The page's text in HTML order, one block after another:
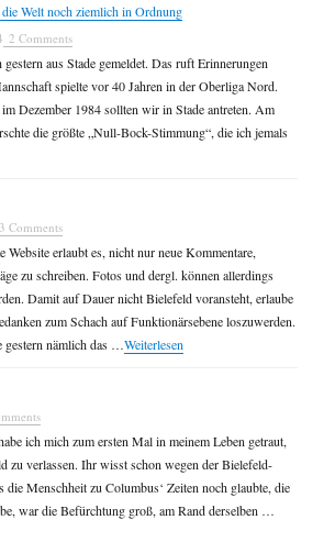
Welt noch ziemlich in Ordnung
2 Comments
aus Stade gemeldet. Das ruft Erinnerungen
spielte vor 40 Jahren in der Oberliga Nord.
Dezember 1984 sollten wir in Stade antreten. Am
die größte „Null-Bock-Stimmung“, die ich jemals
3 Comments
Website erlaubt es, nicht nur neue Kommentare,
zu schreiben. Fotos und dergl. können allerdings
Damit auf Dauer nicht Bielefeld voransteht, erlaube
zum Schach auf Funktionärsebene loszuwerden.
gestern nämlich das …Weiterlesen
ich mich zum ersten Mal in meinem Leben getraut,
zu verlassen. Ihr wisst schon wegen der Bielefeld-
Menschheit zu Columbus‘ Zeiten noch glaubte, die
war die Befürchtung groß, am Rand derselben …